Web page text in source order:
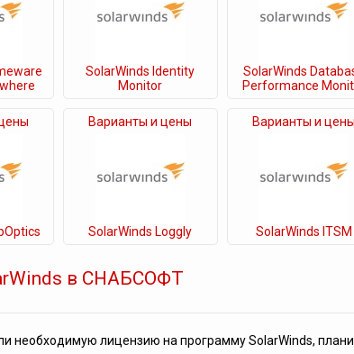
SolarWinds Identity
Monitor
SolarWinds
Performance
Варианты и цены
SolarWinds Loggly
Варианты и цены
SolarWinds ITSM
в СНАБСОФТ
необходимую лицензию на программу SolarWinds,